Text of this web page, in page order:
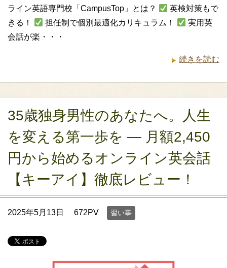
ライン英語専門校「CampusTop」とは？
英検対策もで
きる！
担任制で個別最適化カリキュラム！
実用英
会話が楽・・・
続きを読む
35歳独身男性のあなたへ。人生
を変える第一歩を ― 月額2,450
円から始めるオンライン英会話
【キーアイ】徹底レビュー！
2025年5月13日 672PV 習い事